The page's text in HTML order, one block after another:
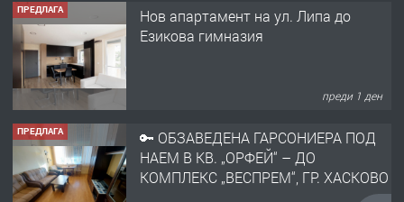
ПРЕДЛАГА
Нов апартамент на ул. Липа до
Езикова гимназия
преди 1 ден
ПРЕДЛАГА
🔑 ОБЗАВЕДЕНА ГАРСОНИЕРА ПОД
НАЕМ В КВ. „ОРФЕЙ“ – ДО
КОМПЛЕКС „ВЕСПРЕМ“, ГР. ХАСКОВО